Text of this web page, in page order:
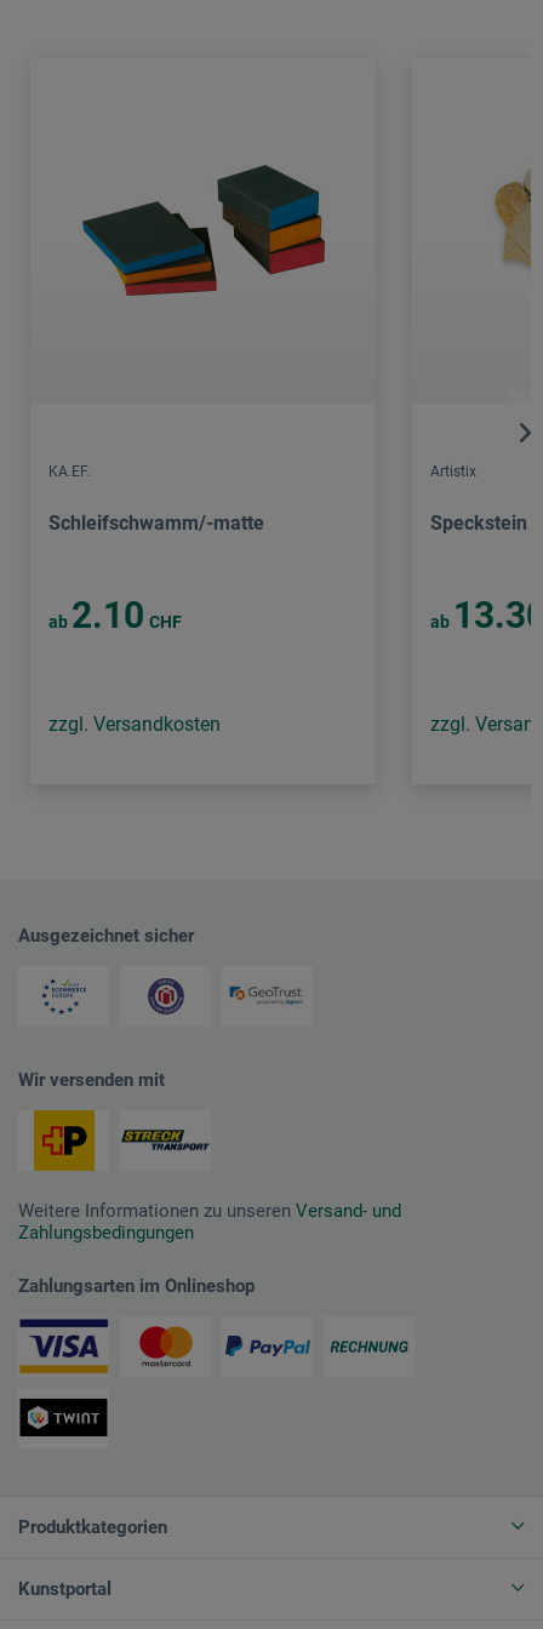
KA.EF.
Schleifschwamm/-matte
ab 2.10 CHF
zzgl. Versandkosten
Artistix
Speckstein
ab
zzgl.
Ausgezeichnet sicher
Wir versenden mit
Weitere Informationen zu unseren Versand- und
Zahlungsbedingungen
Zahlungsarten im Onlineshop
Produktkategorien
Kunstportal